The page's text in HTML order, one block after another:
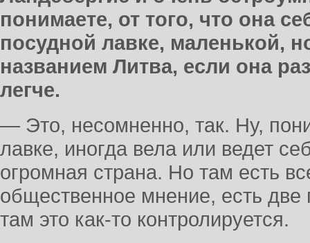
понимаете, от того, что она
посудной лавке, маленькой,
названием Литва, если она
легче.
— Это, несомненно, так. Ну,
лавке, иногда вела или ведет
огромная страна. Но там есть
общественное мнение, есть
там это как-то контролируется.